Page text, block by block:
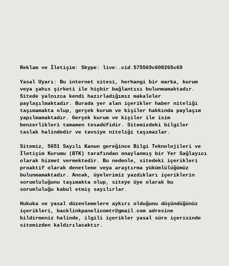
Reklam ve İletişim: Skype: live:.cid.575569c608265c69
Yasal Uyarı:
Bu internet sitesi, herhangi bir marka, kurum
veya şahıs şirketi ile hiçbir bağlantısı bulunmamaktadır.
Sitede yalnızca kendi hazırladığımız makaleler
paylaşılmaktadır. Burada yer alan içerikler haber niteliği
taşımamakta olup, gerçek kurum ve kişiler hakkında paylaşım
yapılmamaktadır. Gerçek kurum ve kişiler ile isim
benzerlikleri tamamen tesadüfidir. Sitemizdeki bilgiler
taslak halindedir ve tavsiye niteliği taşımazlar.
Sitemiz, 5651 Sayılı Kanun gereğince Bilgi Teknolojileri ve
İletişim Kurumu (BTK) tarafından onaylanmış bir Yer Sağlayıcı
olarak hizmet vermektedir. Bu nedenle, sitedeki içerikleri
proaktif olarak denetleme veya araştırma yükümlülüğümüz
bulunmamaktadır. Ancak, üyelerimiz yazdıkları içeriklerin
sorumluluğunu taşımakta olup, siteye üye olarak bu
sorumluluğu kabul etmiş sayılırlar.
Hukuka ve yasal düzenlemelere aykırı olduğunu düşündüğünüz
içerikleri, backlinkpanelicomtr@gmail.comadresine
bildirmeniz halinde, ilgili içerikler yasal süre içerisinde
sitemizden kaldırılacaktır.